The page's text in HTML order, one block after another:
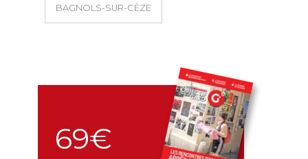
BAGNOLS-SUR-CÈZE
69€